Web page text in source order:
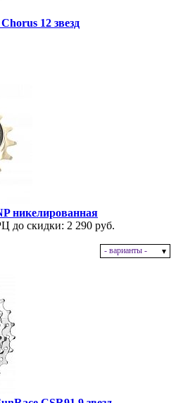
12 звезд
никелированная
до скидки: 2 290 руб.
- варианты -